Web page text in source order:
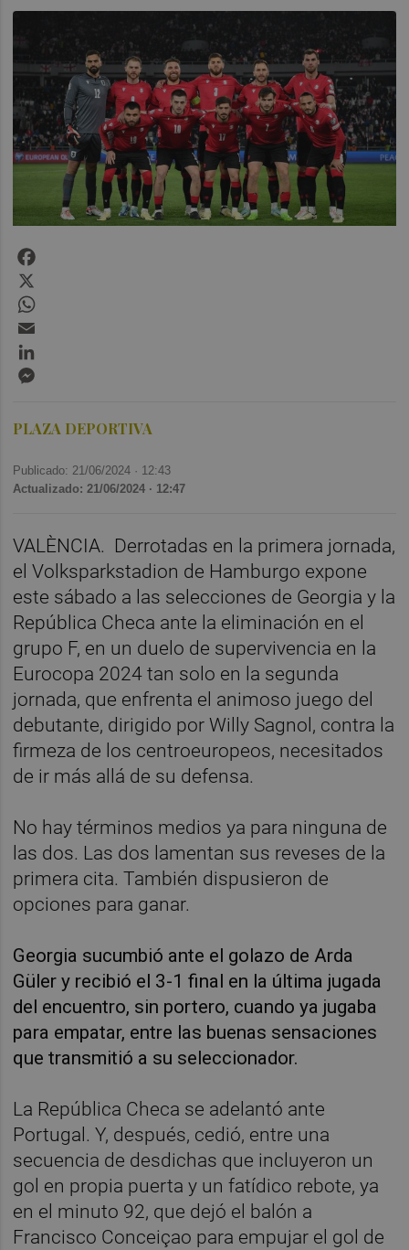
PLAZA DEPORTIVA
Publicado: 21/06/2024 · 12:43
Actualizado: 21/06/2024 · 12:47
VALÈNCIA. Derrotadas en la primera jornada,
el Volksparkstadion de Hamburgo expone
este sábado a las selecciones de Georgia y la
República Checa ante la eliminación en el
grupo F, en un duelo de supervivencia en la
Eurocopa 2024 tan solo en la segunda
jornada, que enfrenta el animoso juego del
debutante, dirigido por Willy Sagnol, contra la
firmeza de los centroeuropeos, necesitados
de ir más allá de su defensa.
No hay términos medios ya para ninguna de
las dos. Las dos lamentan sus reveses de la
primera cita. También dispusieron de
opciones para ganar.
Georgia sucumbió ante el golazo de Arda
Güler y recibió el 3-1 final en la última jugada
del encuentro, sin portero, cuando ya jugaba
para empatar, entre las buenas sensaciones
que transmitió a su seleccionador.
La República Checa se adelantó ante
Portugal. Y, después, cedió, entre una
secuencia de desdichas que incluyeron un
gol en propia puerta y un fatídico rebote, ya
en el minuto 92, que dejó el balón a
Francisco Conceiçao para empujar el gol de